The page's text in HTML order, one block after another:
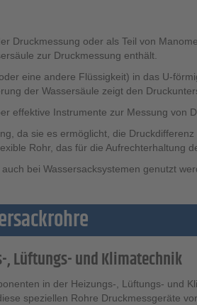
Druckmessung oder als Teil von
zur Druckmessung enthält.
eine andere Flüssigkeit) in das U-
der Wassersäule zeigt den
effektive Instrumente zur Messung von
da sie es ermöglicht, die
Rohr, das für die Aufrechterhaltung
bei Wassersacksystemen genutzt
, Lüftungs- und Klimatechnik
in der Heizungs-, Lüftungs- und
speziellen Rohre Druckmessgeräte